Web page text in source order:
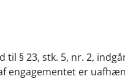
§ 23, stk. 5, nr. 2,
engagementet er